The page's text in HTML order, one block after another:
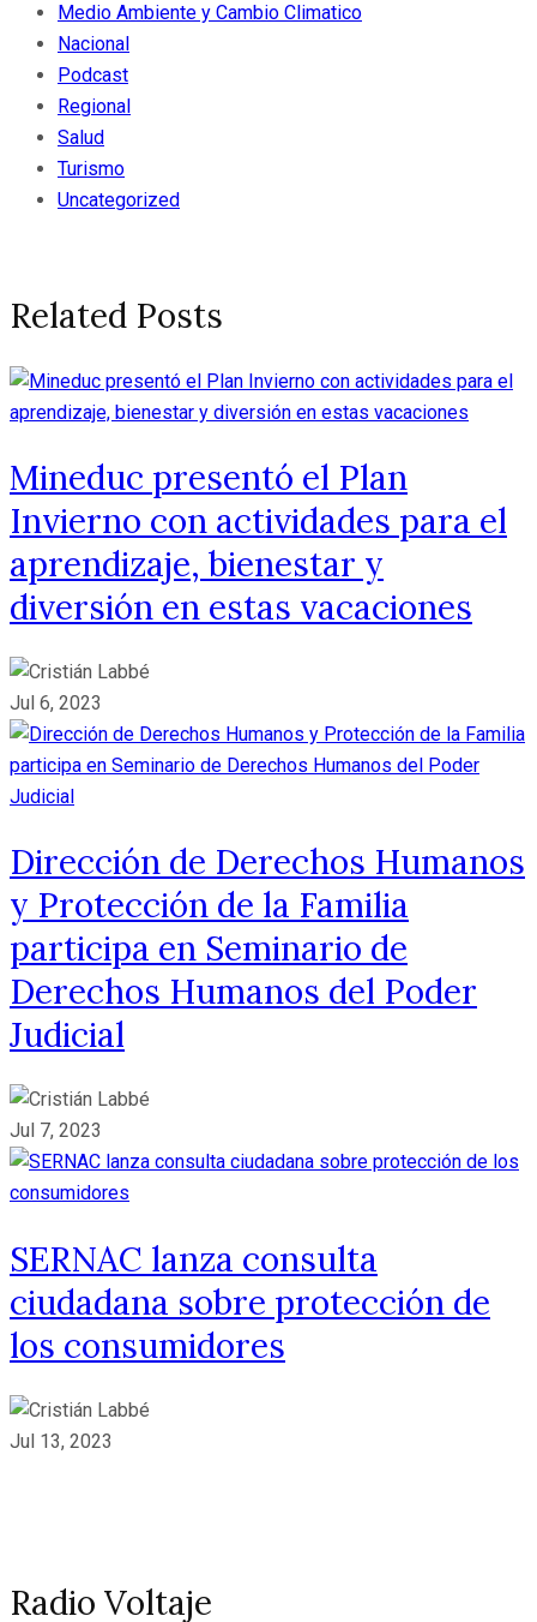
Medio Ambiente y Cambio Climatico
Nacional
Podcast
Regional
Salud
Turismo
Uncategorized
Related Posts
Mineduc presentó el Plan
Invierno con actividades para el
aprendizaje, bienestar y
diversión en estas vacaciones
Jul 6, 2023
Dirección de Derechos Humanos
y Protección de la Familia
participa en Seminario de
Derechos Humanos del Poder
Judicial
Jul 7, 2023
SERNAC lanza consulta
ciudadana sobre protección de
los consumidores
Jul 13, 2023
Radio Voltaje